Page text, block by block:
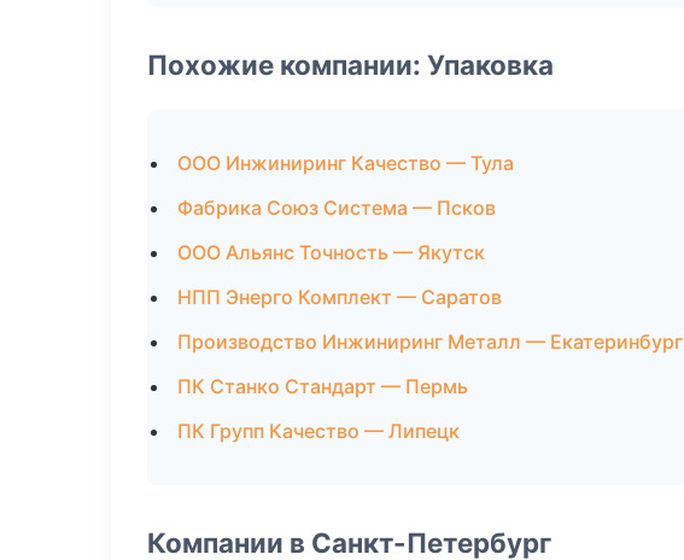
Похожие компании: Упаковка
ООО Инжиниринг Качество — Тула
Фабрика Союз Система — Псков
ООО Альянс Точность — Якутск
НПП Энерго Комплект — Саратов
Производство Инжиниринг Металл — Екатеринбург
ПК Станко Стандарт — Пермь
ПК Групп Качество — Липецк
Компании в Санкт-Петербург